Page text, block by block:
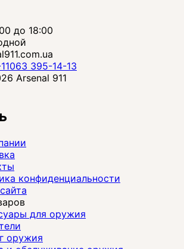
до 18:00
063 395-14-13
Arsenal 911
конфиденциальности
для оружия
оружия